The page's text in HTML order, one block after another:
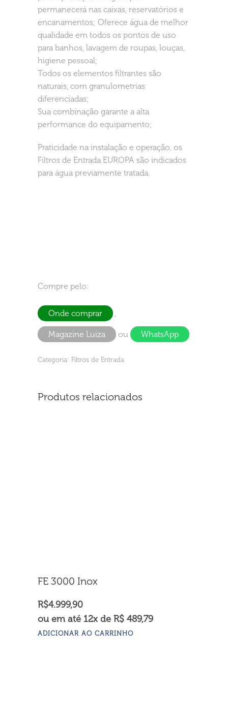
permanecerá nas caixas, reservatórios e
encanamentos; Oferece água de melhor
qualidade em todos os pontos de uso
para banhos, lavagem de roupas, louças,
higiene pessoal;
Todos os elementos filtrantes são
naturais, com granulometrias
diferenciadas;
Sua combinação garante a alta
performance do equipamento;
Praticidade na instalação e operação, os
Filtros de Entrada EUROPA são indicados
para água previamente tratada.
Compre pelo:
Onde comprar ,
Magazine Luiza ou WhatsApp
Categoria: Filtros de Entrada
Produtos relacionados
FE 3000 Inox
R$4.999,90
ou em até 12x de R$ 489,79
ADICIONAR AO CARRINHO